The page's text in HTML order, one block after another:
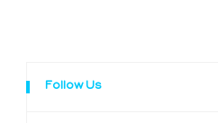
Follow Us